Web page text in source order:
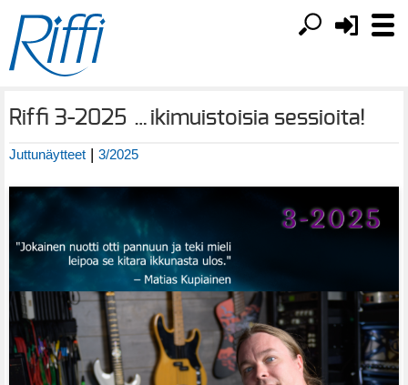
Riffi 3-2025 …ikimuistoisia sessioita!
Juttunäytteet | 3/2025